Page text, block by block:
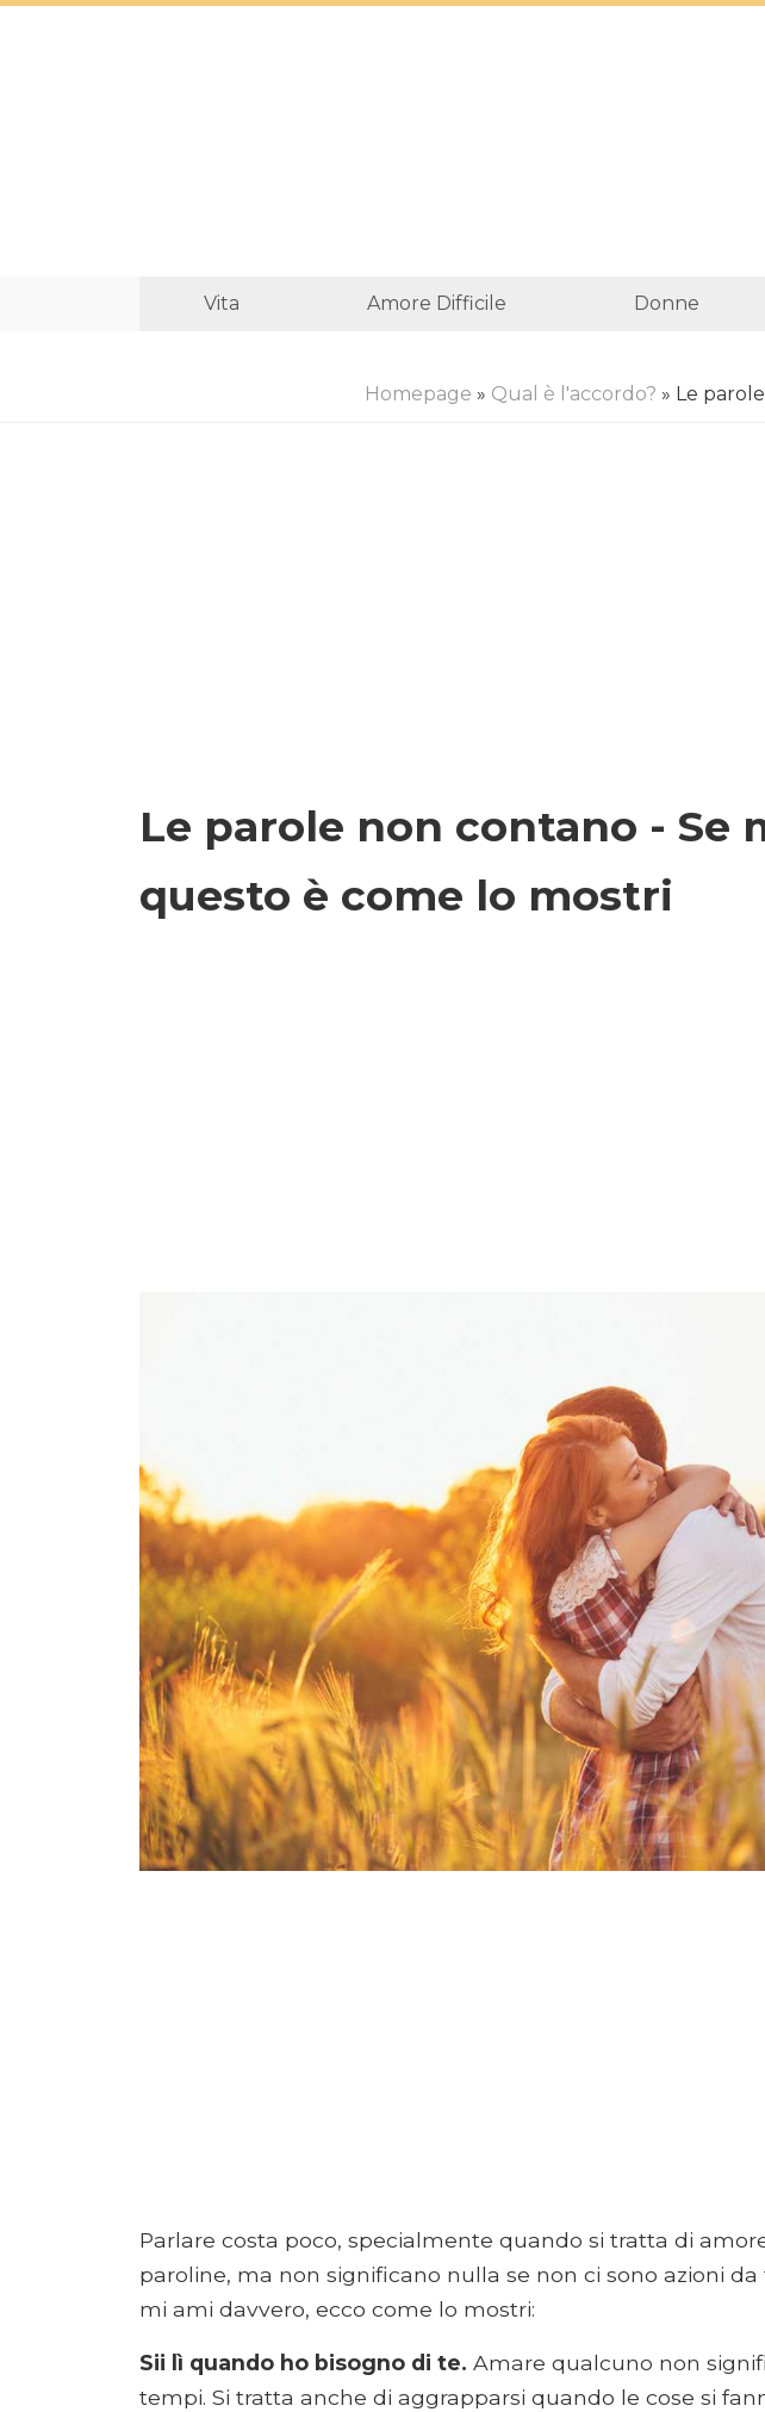
Vita Amore Difficile Donne
Homepage » Qual è l'accordo? » Le
Le parole non contano - Se
questo è come lo mostri
Parlare costa poco, specialmente quando si tratta di
paroline, ma non significano nulla se non ci sono azioni da
mi ami davvero, ecco come lo mostri:
Sii lì quando ho bisogno di te. Amare qualcuno non
tempi. Si tratta anche di aggrapparsi quando le cose si